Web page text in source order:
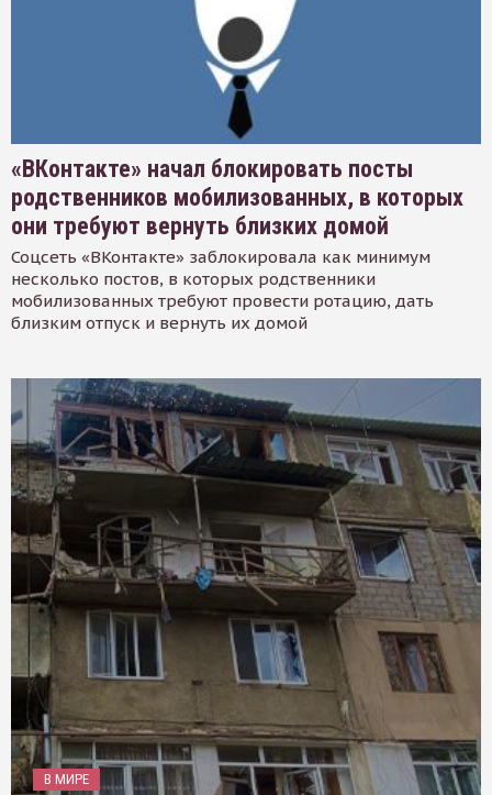
«ВКонтакте» начал блокировать посты
родственников мобилизованных, в которых
они требуют вернуть близких домой
Соцсеть «ВКонтакте» заблокировала как минимум
несколько постов, в которых родственники
мобилизованных требуют провести ротацию, дать
близким отпуск и вернуть их домой
В МИРЕ